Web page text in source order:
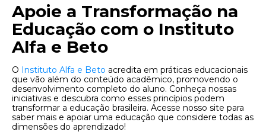
Apoie a Transformação na
Educação com o Instituto
Alfa e Beto
O Instituto Alfa e Beto acredita em práticas educacionais
que vão além do conteúdo acadêmico, promovendo o
desenvolvimento completo do aluno. Conheça nossas
iniciativas e descubra como esses princípios podem
transformar a educação brasileira. Acesse nosso site para
saber mais e apoiar uma educação que considere todas as
dimensões do aprendizado!